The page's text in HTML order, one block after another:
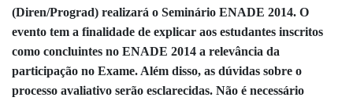
(Diren/Prograd) realizará o Seminário ENADE 2014. O
evento tem a finalidade de explicar aos estudantes inscritos
como concluintes no ENADE 2014 a relevância da
participação no Exame. Além disso, as dúvidas sobre o
processo avaliativo serão esclarecidas. Não é necessário